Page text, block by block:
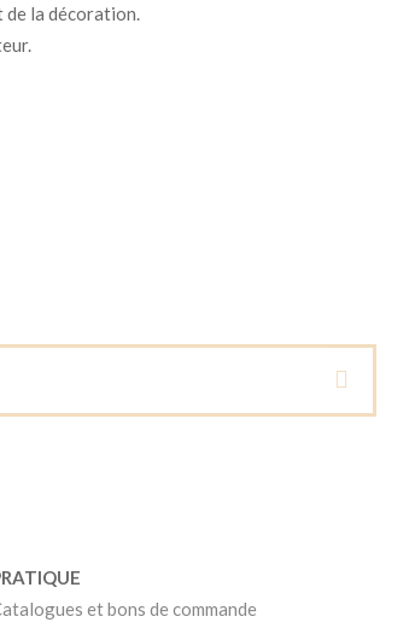
de la décoration.
et bons de commande